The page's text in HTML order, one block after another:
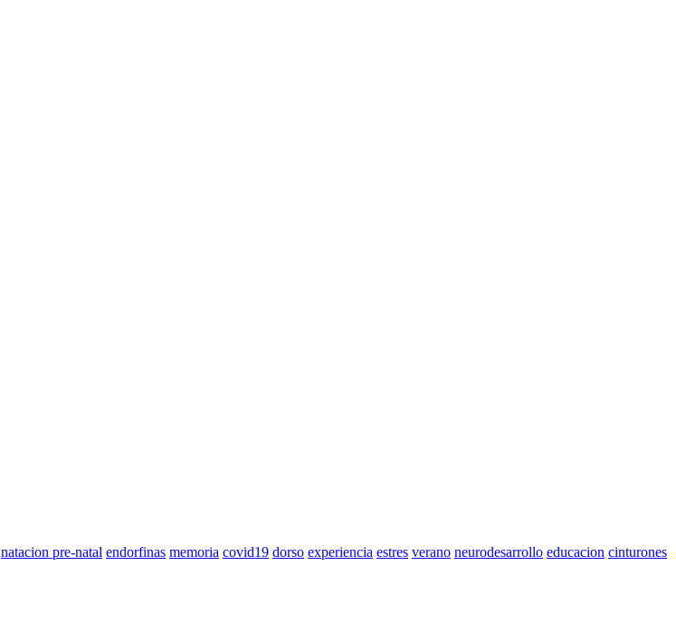
natacion pre-natal endorfinas memoria covid19 dorso experiencia estres verano neurodesarrollo educacion cinturones